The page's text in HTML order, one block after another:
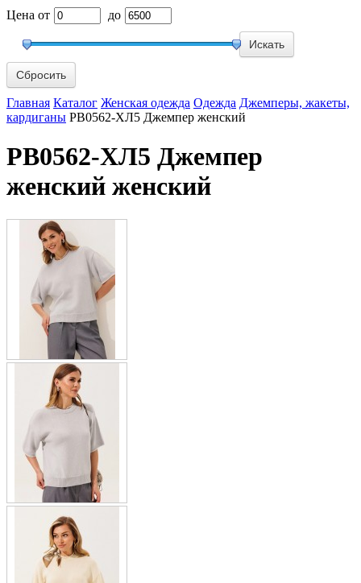
Цена от до
Сбросить
Главная Каталог Женская одежда Одежда Джемперы, жакеты,
кардиганы РВ0562-ХЛ5 Джемпер женский
РВ0562-ХЛ5 Джемпер
женский женский